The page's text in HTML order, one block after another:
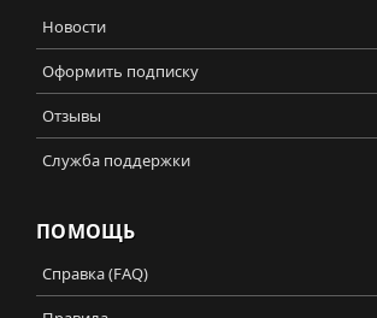
Новости
Оформить подписку
Отзывы
Служба поддержки
ПОМОЩЬ
Справка (FAQ)